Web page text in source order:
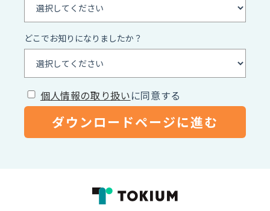
どこでお知りになりましたか？
個人情報の取り扱いに同意する